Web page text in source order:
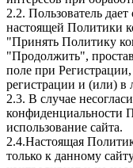
2.2. Пользователь
настоящей Политики
"Принять Политику
"Продолжить",
поле при
регистрации и (или) в
2.3. В случае
конфиденциальности
использование сайта.
2.4.Настоящая
только к данному